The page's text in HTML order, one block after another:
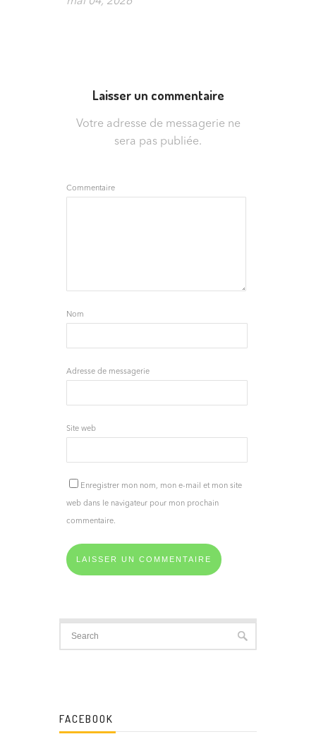
Laisser un commentaire
Votre adresse de messagerie ne
sera pas publiée.
Commentaire
Nom
Adresse de messagerie
Site web
Enregistrer mon nom, mon e-mail et mon site
web dans le navigateur pour mon prochain
commentaire.
FACEBOOK